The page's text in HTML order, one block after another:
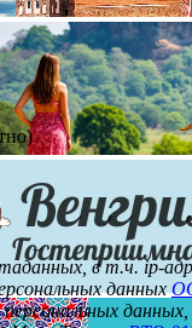
в т.ч. ip-
данных